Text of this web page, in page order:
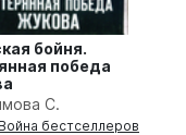
бойня.
победа
С.
бестселлеров